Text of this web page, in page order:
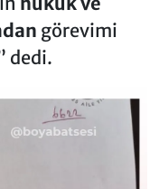
görevimi
dedi.